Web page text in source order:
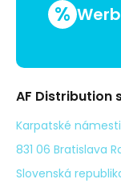
%
AF Distribution
Karpatské
831 06 Bratislava
Slovenská